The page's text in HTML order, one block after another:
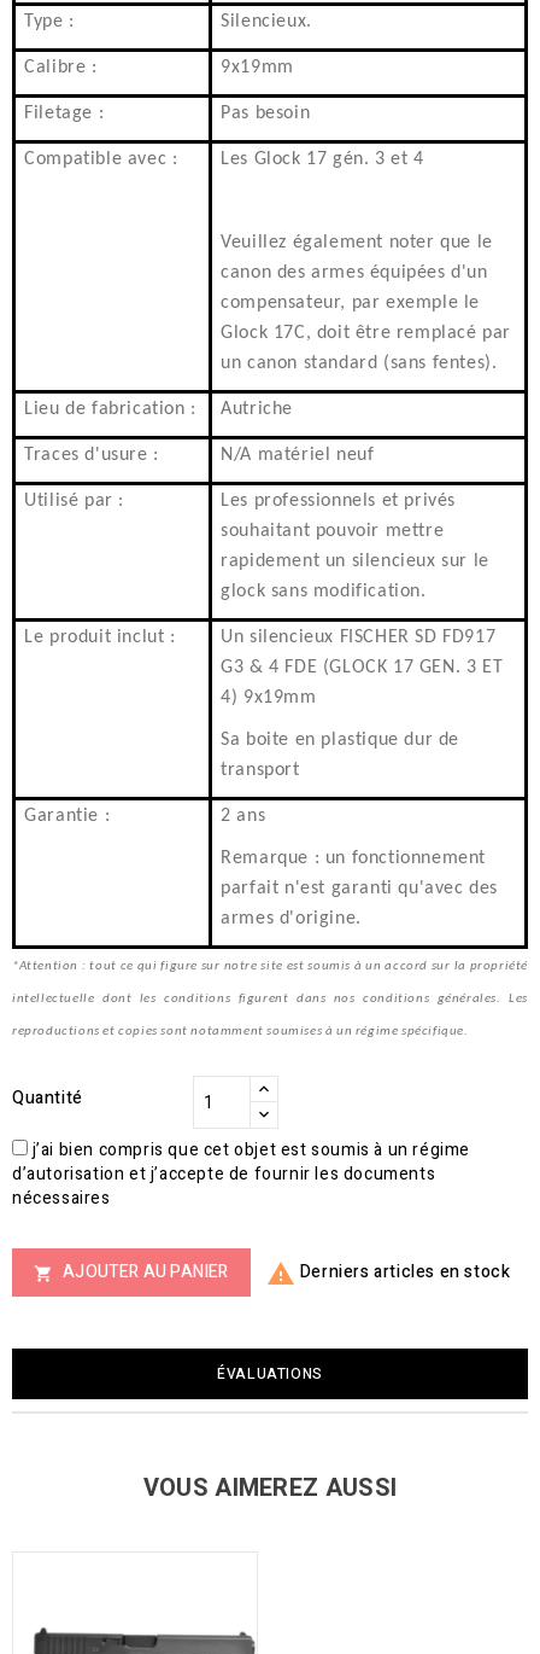
Type : Silencieux.
Calibre : 9x19mm
Filetage : Pas besoin
Compatible avec : Les Glock 17 gén. 3 et 4
Veuillez également noter que le
canon des armes équipées d'un
compensateur, par exemple le
Glock 17C, doit être remplacé par
un canon standard (sans fentes).
Lieu de fabrication : Autriche
Traces d'usure : N/A matériel neuf
Utilisé par :
Les professionnels et privés
souhaitant pouvoir mettre
rapidement un silencieux sur le
glock sans modification.
Le produit inclut :
Un silencieux FISCHER SD FD917
G3 & 4 FDE (GLOCK 17 GEN. 3 ET
4) 9x19mm
Sa boite en plastique dur de
transport
Garantie : 2 ans
Remarque : un fonctionnement
parfait n'est garanti qu'avec des
armes d'origine.
*Attention : tout ce qui figure sur notre site est soumis à un accord sur la propriété
intellectuelle dont les conditions figurent dans nos conditions générales. Les
reproductions et copies sont notamment soumises à un régime spécifique.
Quantité
j’ai bien compris que cet objet est soumis à un régime
d’autorisation et j’accepte de fournir les documents
nécessaires
 AJOUTER AU PANIER  Derniers articles en stock
ÉVALUATIONS
VOUS AIMEREZ AUSSI